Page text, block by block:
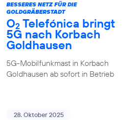
BESSERES NETZ FÜR DIE
GOLDGRÄBERSTADT
O2 Telefónica bringt
5G nach Korbach
Goldhausen
5G-Mobilfunkmast in Korbach
Goldhausen ab sofort in Betrieb
28. Oktober 2025